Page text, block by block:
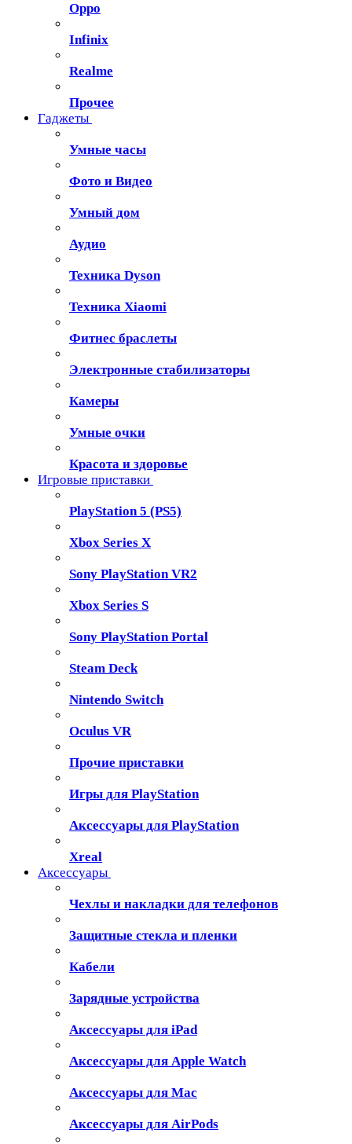
Oppo
Infinix
Realme
Прочее
Гаджеты
Умные часы
Фото и Видео
Умный дом
Аудио
Техника Dyson
Техника Xiaomi
Фитнес браслеты
Электронные стабилизаторы
Камеры
Умные очки
Красота и здоровье
Игровые приставки
PlayStation 5 (PS5)
Xbox Series X
Sony PlayStation VR2
Xbox Series S
Sony PlayStation Portal
Steam Deck
Nintendo Switch
Oculus VR
Прочие приставки
Игры для PlayStation
Аксессуары для PlayStation
Xreal
Аксессуары
Чехлы и накладки для телефонов
Защитные стекла и пленки
Кабели
Зарядные устройства
Аксессуары для iPad
Аксессуары для Apple Watch
Аксессуары для Mac
Аксессуары для AirPods